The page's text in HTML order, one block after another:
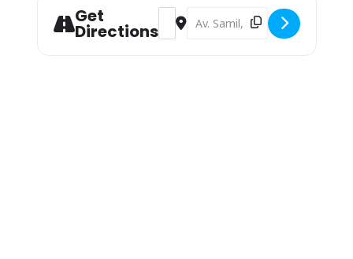
Get
Directions
Address - Exposición Permanente:
Destination Address -